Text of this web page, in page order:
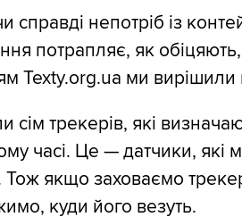
справді непотріб із
потрапляє, як
Texty.org.ua ми вирішили
сім трекерів, які
часі. Це — датчики, які
якщо заховаємо трекер
куди його везуть.